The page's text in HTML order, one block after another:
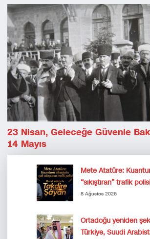
23 Nisan, Geleceğe Güvenle
14 Mayıs
Mete Atatüre:
“sıkıştıran” trafik polisi
8 Ağustos 2026
Ortadoğu yeniden
Türkiye, Suudi